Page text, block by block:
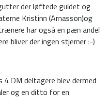
der løftede guldet og
Kristinn (Arnasson)og
har også en pæn andel
bliver der ingen stjerner :-)
DM deltagere blev dermed
og en ditto for en